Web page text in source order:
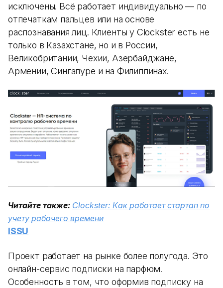
исключены. Всё работает индивидуально — по
отпечаткам пальцев или на основе
распознавания лиц. Клиенты у Clockster есть не
только в Казахстане, но и в России,
Великобритании, Чехии, Азербайджане,
Армении, Сингапуре и на Филиппинах.
Читайте также: Clockster: Как работает стартап по
учету рабочего времени
ISSU
Проект работает на рынке более полугода. Это
онлайн-сервис подписки на парфюм.
Особенность в том, что оформив подписку на